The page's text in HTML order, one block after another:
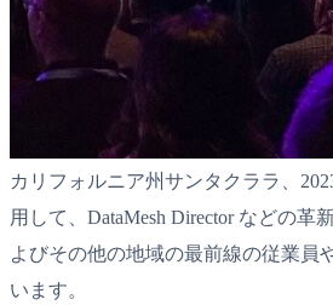
カリフォルニア州サンタクララ、
用して、DataMesh Director などの
よびその他の地域の最前線の従業員
います。